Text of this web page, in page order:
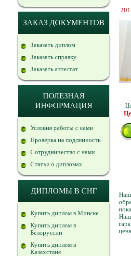
ЗАКАЗ ДОКУМЕНТОВ
Заказать диплом
Заказать справку
Заказать аттестат
ПОЛЕЗНАЯ
ИНФОРМАЦИЯ
Условия работы с нами
Проверка на подлинность
Сотрудничество с нами
Статьи о дипломах
ДИПЛОМЫ В СНГ
Купить диплом в Минске
Купить диплом в
Белоруссии
Купить диплом в
Казахстане